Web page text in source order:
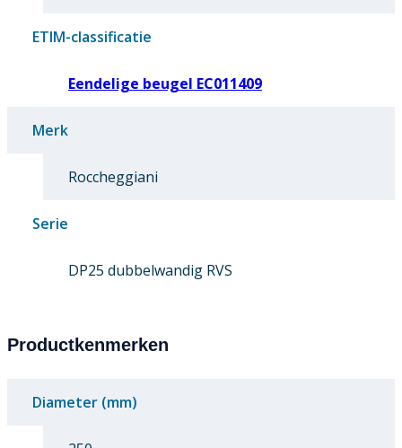
ETIM-classificatie
Eendelige beugel EC011409
Merk
Roccheggiani
Serie
DP25 dubbelwandig RVS
Productkenmerken
Diameter (mm)